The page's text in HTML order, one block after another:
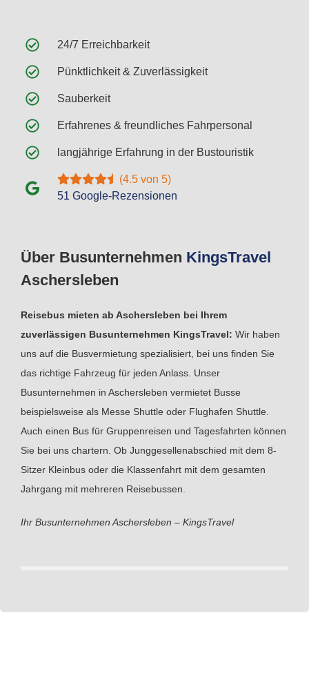
Über Busunternehmen KingsTravel
Aschersleben
Reisebus mieten ab Aschersleben bei Ihrem
zuverlässigen Busunternehmen KingsTravel: Wir haben
uns auf die Busvermietung spezialisiert, bei uns finden Sie
das richtige Fahrzeug für jeden Anlass. Unser
Busunternehmen in Aschersleben vermietet Busse
beispielsweise als Messe Shuttle oder Flughafen Shuttle.
Auch einen Bus für Gruppenreisen und Tagesfahrten können
Sie bei uns chartern. Ob Junggesellenabschied mit dem 8-
Sitzer Kleinbus oder die Klassenfahrt mit dem gesamten
Jahrgang mit mehreren Reisebussen.
Ihr Busunternehmen Aschersleben – KingsTravel
24/7 Erreichbarkeit
Pünktlichkeit & Zuverlässigkeit
Sauberkeit
Erfahrenes & freundliches Fahrpersonal
langjährige Erfahrung in der Bustouristik
(4.5 von 5)
51 Google-Rezensionen